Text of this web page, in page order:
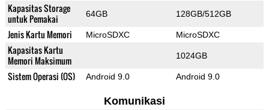
Kapasitas Storage
untuk Pemakai
64GB 128GB/512GB
Jenis Kartu Memori MicroSDXC MicroSDXC
Kapasitas Kartu
Memori Maksimum
1024GB
Sistem Operasi (OS) Android 9.0 Android 9.0
Komunikasi